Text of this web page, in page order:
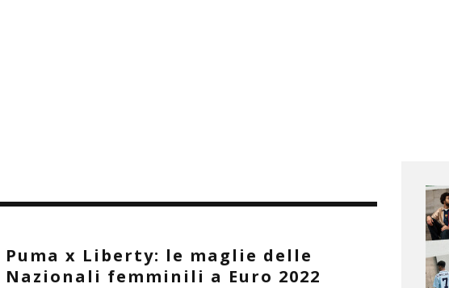
Puma x Liberty: le maglie delle
Nazionali femminili a Euro 2022